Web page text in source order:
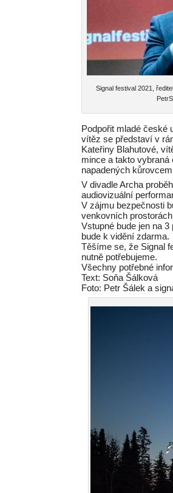
Signal festival 2021,
Podpořit mladé
vítěz se představí v
Kateřiny Blahutové,
mince a takto
napadených
V divadle Archa
audiovizuální
V zájmu bezpečnosti
venkovních
Vstupné bude jen na
bude k vidění zdarma.
Těšíme se, že Signal
nutně potřebujeme.
Všechny potřebné
Text: Soňa Šálková
Foto: Petr Šálek a